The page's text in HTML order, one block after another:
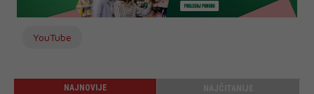
YouTube
NAJNOVIJE